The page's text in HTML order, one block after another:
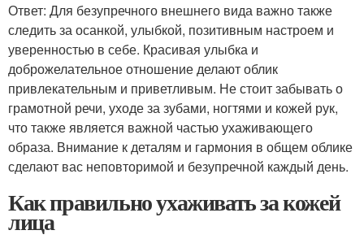
Ответ: Для безупречного внешнего вида важно также
следить за осанкой, улыбкой, позитивным настроем и
уверенностью в себе. Красивая улыбка и
доброжелательное отношение делают облик
привлекательным и приветливым. Не стоит забывать о
грамотной речи, уходе за зубами, ногтями и кожей рук,
что также является важной частью ухаживающего
образа. Внимание к деталям и гармония в общем облике
сделают вас неповторимой и безупречной каждый день.
Как правильно ухаживать за кожей
лица